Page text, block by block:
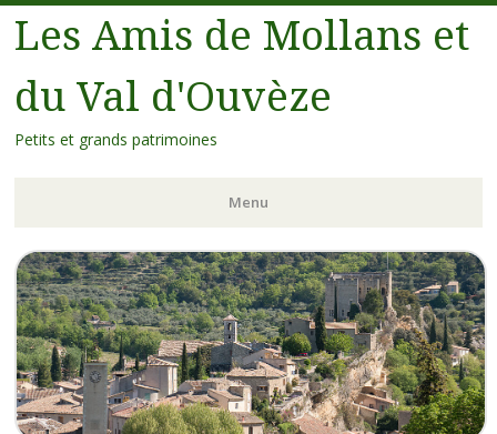
Les Amis de Mollans et
du Val d'Ouvèze
Petits et grands patrimoines
Menu